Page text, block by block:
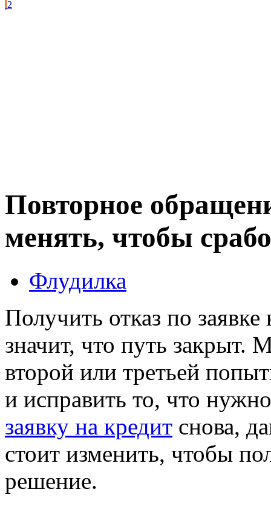
2
Повторное
менять, чтобы
Флудилка
Получить отказ по
значит, что путь закрыт.
второй или третьей
и исправить то, что
заявку на кредит снова,
стоит изменить, чтобы
решение.